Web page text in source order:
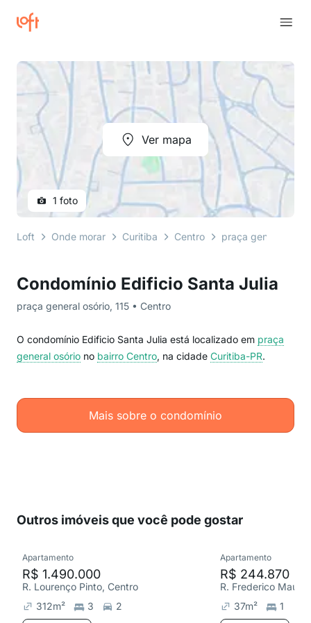
Condomínio Edificio Santa Julia
praça general osório, 115 • Centro
O condomínio Edificio Santa Julia está localizado em praça
general osório no bairro Centro, na cidade Curitiba-PR.
Mais sobre o condomínio
Ver mapa
1 foto
Loft Onde morar Curitiba Centro praça general
Outros imóveis que você pode gostar
Apartamento
R$ 1.490.000
R. Lourenço Pinto, Centro
312m² 3
2
Apartamento
R$ 244.870
R. Frederico
37m²
1